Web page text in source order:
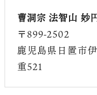
曹洞宗 法智山 妙
〒899-2502
鹿児島県日置市
重521